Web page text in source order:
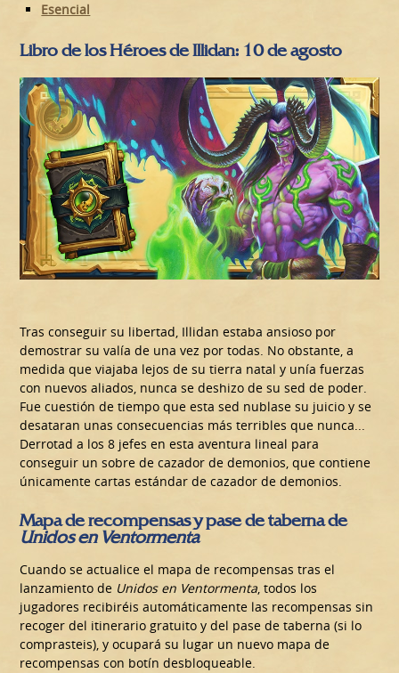
Esencial
Libro de los Héroes de Illidan: 10 de agosto
Tras conseguir su libertad, Illidan estaba ansioso por
demostrar su valía de una vez por todas. No obstante, a
medida que viajaba lejos de su tierra natal y unía fuerzas
con nuevos aliados, nunca se deshizo de su sed de poder.
Fue cuestión de tiempo que esta sed nublase su juicio y se
desataran unas consecuencias más terribles que nunca...
Derrotad a los 8 jefes en esta aventura lineal para
conseguir un sobre de cazador de demonios, que contiene
únicamente cartas estándar de cazador de demonios.
Mapa de recompensas y pase de taberna de
Unidos en Ventormenta
Cuando se actualice el mapa de recompensas tras el
lanzamiento de Unidos en Ventormenta, todos los
jugadores recibiréis automáticamente las recompensas sin
recoger del itinerario gratuito y del pase de taberna (si lo
comprasteis), y ocupará su lugar un nuevo mapa de
recompensas con botín desbloqueable.